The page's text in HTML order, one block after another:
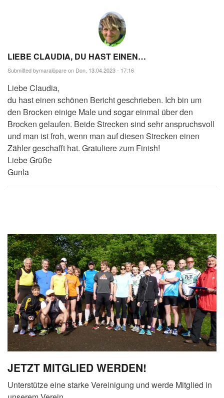
LIEBE CLAUDIA, DU HAST EINEN…
Submitted bymaralöpareon Don, 13.04.2023 - 17:16
Liebe Claudia,
du hast einen schönen Bericht geschrieben. Ich bin um
den Brocken einige Male und sogar einmal über den
Brocken gelaufen. Beide Strecken sind sehr anspruchsvoll
und man ist froh, wenn man auf diesen Strecken einen
Zähler geschafft hat. Gratuliere zum Finish!
Liebe Grüße
Gunla
JETZT MITGLIED WERDEN!
Unterstütze eine starke Vereinigung und werde Mitglied in